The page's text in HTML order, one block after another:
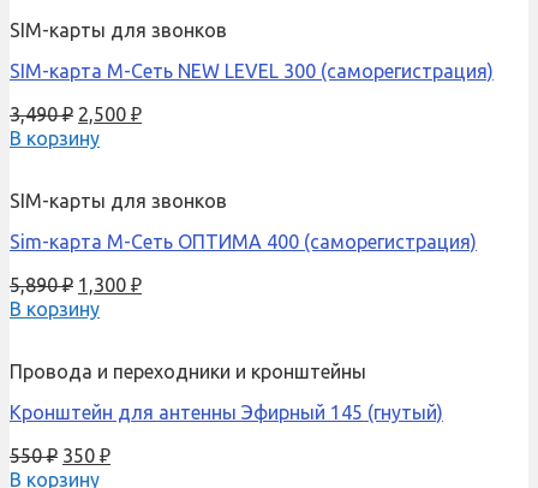
SIM-карты для звонков
SIM-карта М-Сеть NEW LEVEL 300 (саморегистрация)
3,490₽ 2,500 ₽
В корзину
SIM-карты для звонков
Sim-карта М-Сеть ОПТИМА 400 (саморегистрация)
5,890₽ 1,300 ₽
В корзину
Провода и переходники и кронштейны
Кронштейн для антенны Эфирный 145 (гнутый)
550₽ 350 ₽
В корзину